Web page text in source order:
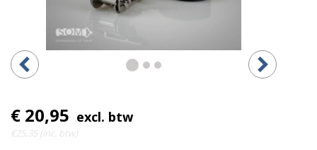
€ 20,95 excl. btw
€25,35 (inc. btw)